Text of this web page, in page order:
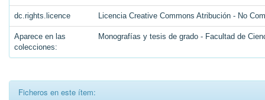
dc.rights.licence Licencia Creative Commons Atribución - No
Aparece en las
colecciones:
Monografías y tesis de grado - Facultad de
Ficheros en este ítem: